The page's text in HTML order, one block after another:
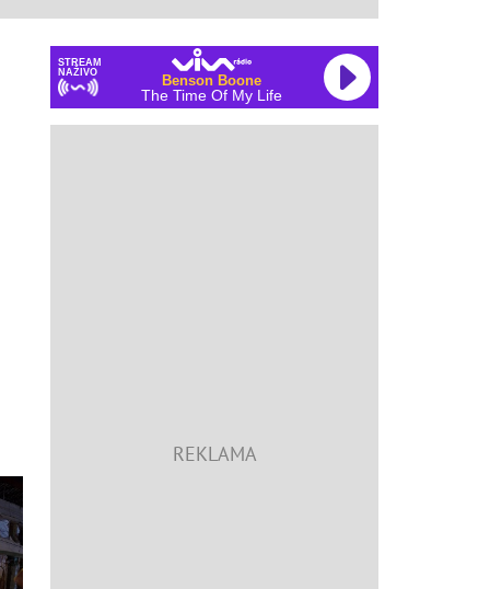
STREAM
NAŽIVO
Benson Boone
The Time Of My Life